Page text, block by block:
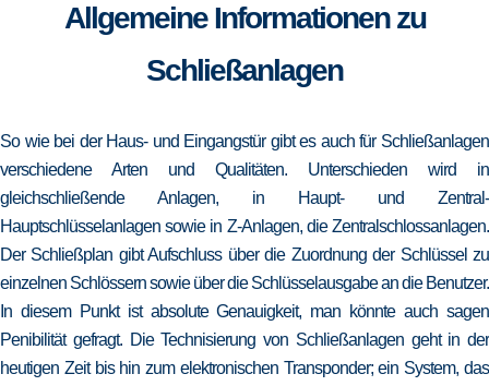
Allgemeine Informationen zu
Schließanlagen
So wie bei der Haus- und Eingangstür gibt es auch für Schließanlagen
verschiedene Arten und Qualitäten. Unterschieden wird in
gleichschließende Anlagen, in Haupt- und Zentral-
Hauptschlüsselanlagen sowie in Z-Anlagen, die Zentralschlossanlagen.
Der Schließplan gibt Aufschluss über die Zuordnung der Schlüssel zu
einzelnen Schlössern sowie über die Schlüsselausgabe an die Benutzer.
In diesem Punkt ist absolute Genauigkeit, man könnte auch sagen
Penibilität gefragt. Die Technisierung von Schließanlagen geht in der
heutigen Zeit bis hin zum elektronischen Transponder; ein System, das